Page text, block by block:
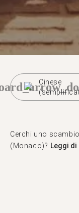
Cinese
Cerchi uno
(Monaco)? Leggi di